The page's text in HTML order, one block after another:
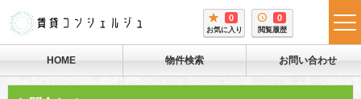
0
お気に入り
0
閲覧履歴
HOME 物件検索 お問い合わせ